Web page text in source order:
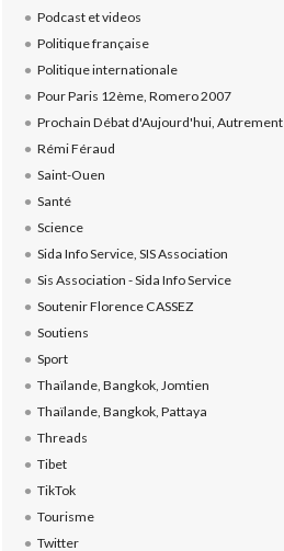
Podcast et videos
Politique française
Politique internationale
Pour Paris 12ème, Romero 2007
Prochain Débat d'Aujourd'hui, Autrement
Rémi Féraud
Saint-Ouen
Santé
Science
Sida Info Service, SIS Association
Sis Association - Sida Info Service
Soutenir Florence CASSEZ
Soutiens
Sport
Thaïlande, Bangkok, Jomtien
Thaïlande, Bangkok, Pattaya
Threads
Tibet
TikTok
Tourisme
Twitter